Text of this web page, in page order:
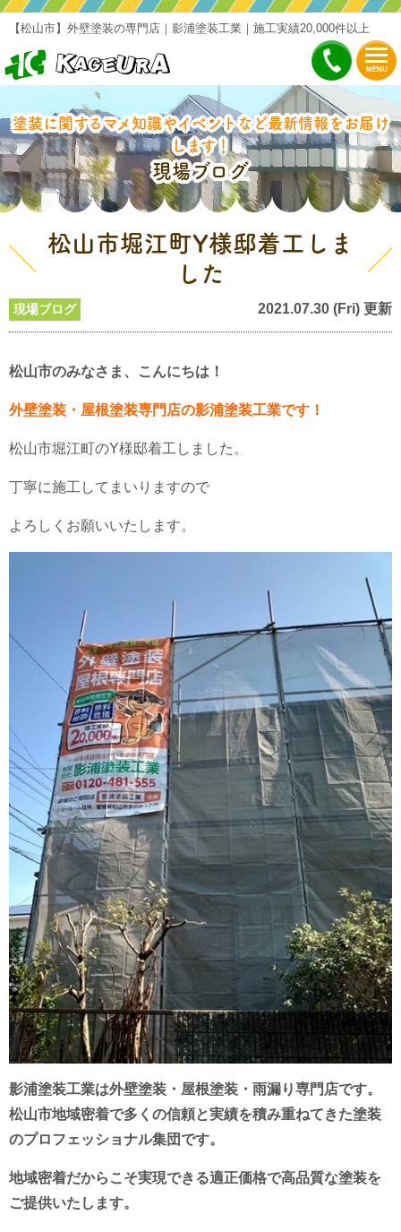
MENU
【松山市】外壁塗装の専門店｜影浦塗装工業｜施工実績20,000件以上
塗装に関するマメ知識やイベントなど最新情報をお届け
します！
現場ブログ
松山市堀江町Y様邸着工しま
した
現場ブログ 2021.07.30 (Fri) 更新
松山市のみなさま、こんにちは！
外壁塗装・屋根塗装専門店の影浦塗装工業です！
松山市堀江町のY様邸着工しました。
丁寧に施工してまいりますので
よろしくお願いいたします。
影浦塗装工業は外壁塗装・屋根塗装・雨漏り専門店です。
松山市地域密着で多くの信頼と実績を積み重ねてきた塗装
のプロフェッショナル集団です。
地域密着だからこそ実現できる適正価格で高品質な塗装を
ご提供いたします。